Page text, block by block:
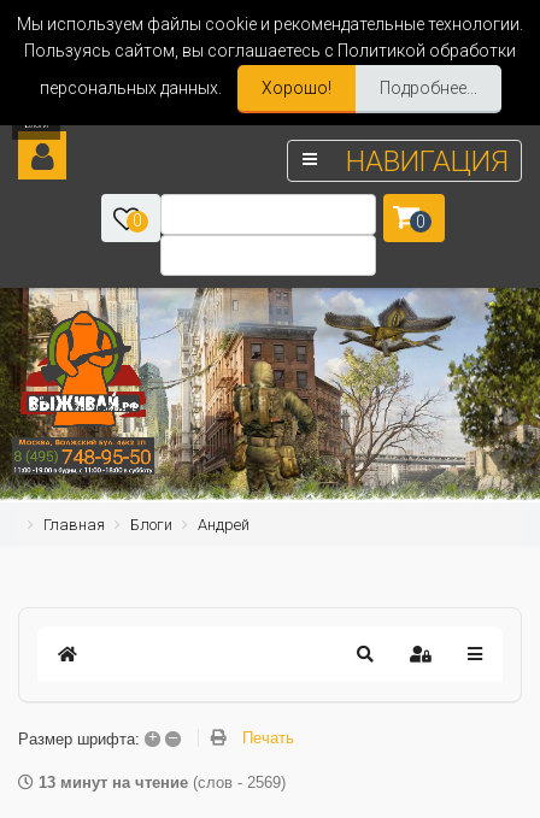
Мы используем файлы cookie и рекомендательные технологии.
Пользуясь сайтом, вы соглашаетесь с Политикой обработки
персональных данных.
Хорошо! Подробнее...
НАВИГАЦИЯ
0 0
Главная Блоги Андрей
Размер шрифта: + – Печать
13 минут на чтение (слов - 2569)